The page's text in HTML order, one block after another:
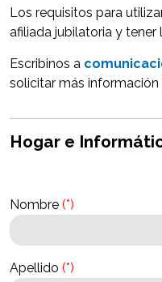
Los requisitos para
afiliada jubilatoria y tener
Escribinos a
solicitar más información
Hogar e
Nombre (*)
Apellido (*)